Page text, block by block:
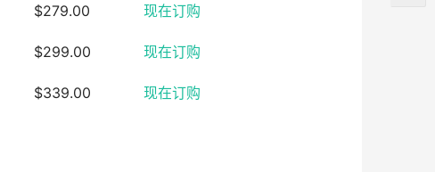
$279.00 现在订购
$299.00 现在订购
$339.00 现在订购